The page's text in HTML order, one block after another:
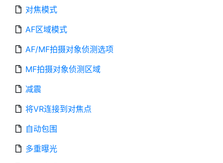
对焦模式
AF区域模式
AF/MF拍摄对象侦测选项
MF拍摄对象侦测区域
减震
将VR连接到对焦点
自动包围
多重曝光